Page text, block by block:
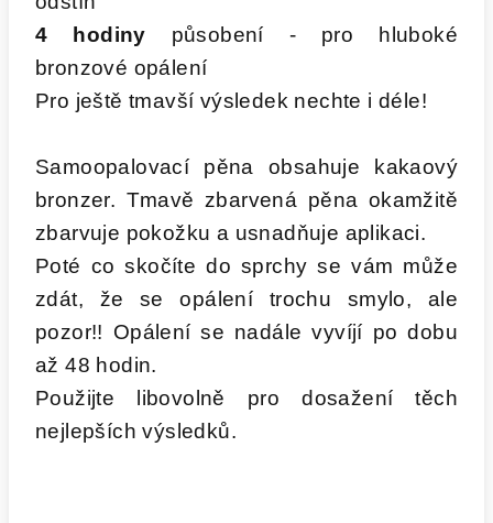
4 hodiny působení - pro hluboké
bronzové opálení
Pro ještě tmavší výsledek nechte i déle!
Samoopalovací pěna obsahuje kakaový
bronzer. Tmavě zbarvená pěna okamžitě
zbarvuje pokožku a usnadňuje aplikaci.
Poté co skočíte do sprchy se vám může
zdát, že se opálení trochu smylo, ale
pozor!! Opálení se nadále vyvíjí po dobu
až 48 hodin.
Použijte libovolně pro dosažení těch
nejlepších výsledků.